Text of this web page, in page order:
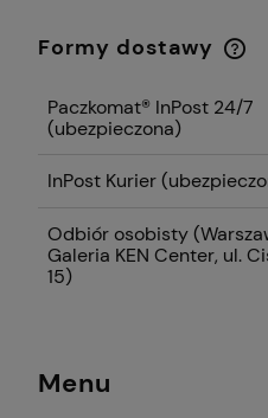
Formy dostawy
Cena nie zawiera
Paczkomat® InPost 24/7
(ubezpieczona)
InPost Kurier
Odbiór osobisty
Galeria KEN Center, ul.
15)
Menu